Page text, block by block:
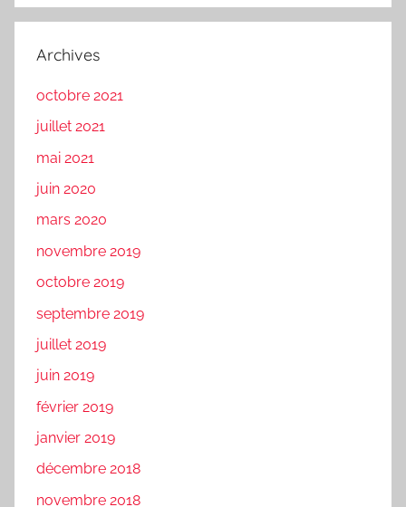
Archives
octobre 2021
juillet 2021
mai 2021
juin 2020
mars 2020
novembre 2019
octobre 2019
septembre 2019
juillet 2019
juin 2019
février 2019
janvier 2019
décembre 2018
novembre 2018